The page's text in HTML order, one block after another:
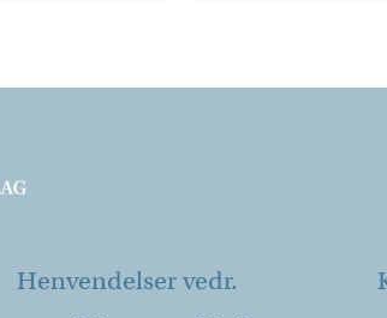
Henvendelser vedr.